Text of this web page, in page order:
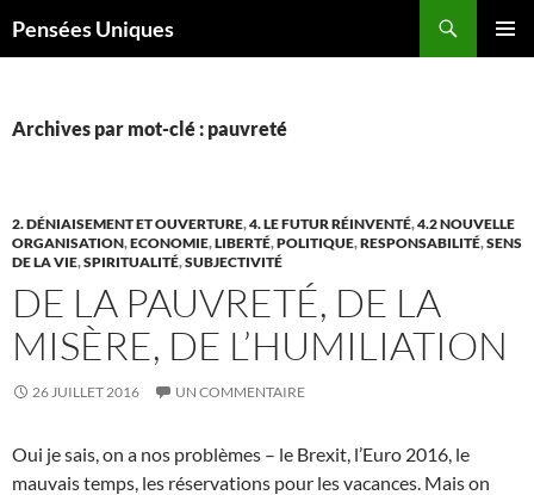
Pensées Uniques
Archives par mot-clé : pauvreté
2. DÉNIAISEMENT ET OUVERTURE,4. LE FUTUR RÉINVENTÉ,4.2 NOUVELLE
ORGANISATION,ECONOMIE,LIBERTÉ,POLITIQUE,RESPONSABILITÉ,SENS
DE LA VIE,SPIRITUALITÉ,SUBJECTIVITÉ
DE LA PAUVRETÉ, DE LA
MISÈRE, DE L’HUMILIATION
26 JUILLET 2016 UN COMMENTAIRE
Oui je sais, on a nos problèmes – le Brexit, l’Euro 2016, le
mauvais temps, les réservations pour les vacances. Mais on